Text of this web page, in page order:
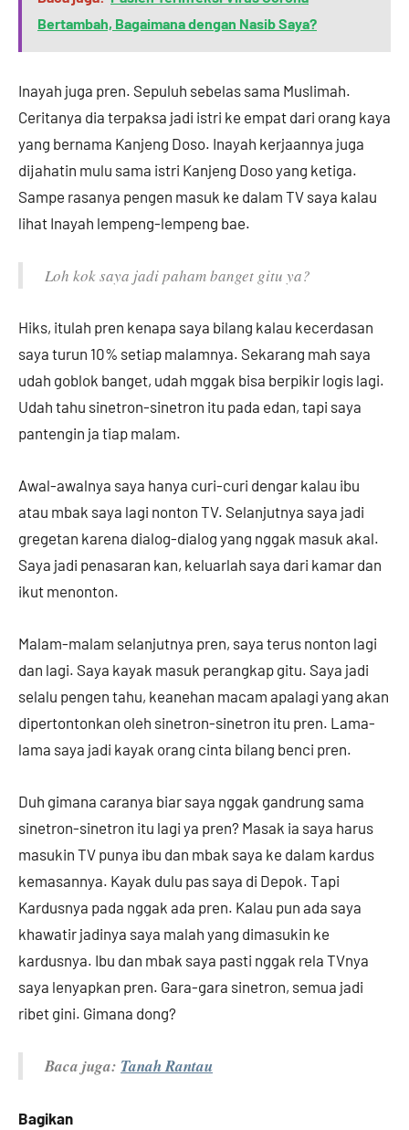
Bertambah, Bagaimana dengan Nasib Saya?
Inayah juga pren. Sepuluh sebelas sama Muslimah.
Ceritanya dia terpaksa jadi istri ke empat dari orang kaya
yang bernama Kanjeng Doso. Inayah kerjaannya juga
dijahatin mulu sama istri Kanjeng Doso yang ketiga.
Sampe rasanya pengen masuk ke dalam TV saya kalau
lihat Inayah lempeng-lempeng bae.
Loh kok saya jadi paham banget gitu ya?
Hiks, itulah pren kenapa saya bilang kalau kecerdasan
saya turun 10% setiap malamnya. Sekarang mah saya
udah goblok banget, udah mggak bisa berpikir logis lagi.
Udah tahu sinetron-sinetron itu pada edan, tapi saya
pantengin ja tiap malam.
Awal-awalnya saya hanya curi-curi dengar kalau ibu
atau mbak saya lagi nonton TV. Selanjutnya saya jadi
gregetan karena dialog-dialog yang nggak masuk akal.
Saya jadi penasaran kan, keluarlah saya dari kamar dan
ikut menonton.
Malam-malam selanjutnya pren, saya terus nonton lagi
dan lagi. Saya kayak masuk perangkap gitu. Saya jadi
selalu pengen tahu, keanehan macam apalagi yang akan
dipertontonkan oleh sinetron-sinetron itu pren. Lama-
lama saya jadi kayak orang cinta bilang benci pren.
Duh gimana caranya biar saya nggak gandrung sama
sinetron-sinetron itu lagi ya pren? Masak ia saya harus
masukin TV punya ibu dan mbak saya ke dalam kardus
kemasannya. Kayak dulu pas saya di Depok. Tapi
Kardusnya pada nggak ada pren. Kalau pun ada saya
khawatir jadinya saya malah yang dimasukin ke
kardusnya. Ibu dan mbak saya pasti nggak rela TVnya
saya lenyapkan pren. Gara-gara sinetron, semua jadi
ribet gini. Gimana dong?
Baca juga: Tanah Rantau
Bagikan